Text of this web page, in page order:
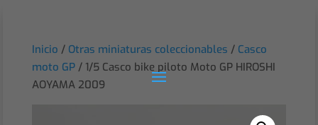
Inicio / Otras miniaturas coleccionables / Casco
moto GP/ 1/5 Casco bike piloto Moto GP HIROSHI
AOYAMA 2009